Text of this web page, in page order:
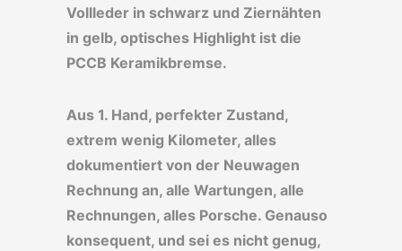
Vollleder in schwarz und Ziernähten
in gelb, optisches Highlight ist die
PCCB Keramikbremse.
Aus 1. Hand, perfekter Zustand,
extrem wenig Kilometer, alles
dokumentiert von der Neuwagen
Rechnung an, alle Wartungen, alle
Rechnungen, alles Porsche. Genauso
konsequent, und sei es nicht genug,